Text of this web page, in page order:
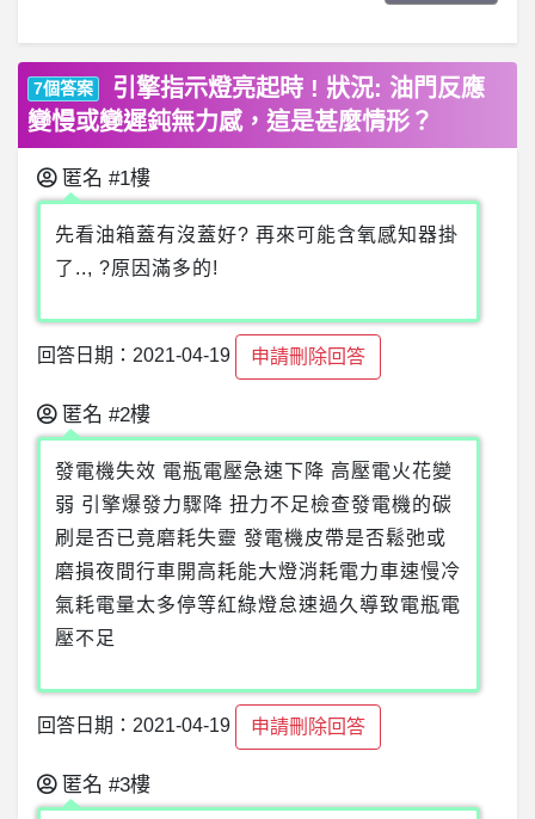
7個答案
引擎指示燈亮起時 ! 狀況: 油門反應
變慢或變遲鈍無力感，這是甚麼情形？
匿名 #1樓
先看油箱蓋有沒蓋好? 再來可能含氧感知器掛
了.., ?原因滿多的!
回答日期：2021-04-19 申請刪除回答
匿名 #2樓
發電機失效 電瓶電壓急速下降 高壓電火花變
弱 引擎爆發力驟降 扭力不足檢查發電機的碳
刷是否已竟磨耗失靈 發電機皮帶是否鬆弛或
磨損夜間行車開高耗能大燈消耗電力車速慢冷
氣耗電量太多停等紅綠燈怠速過久導致電瓶電
壓不足
回答日期：2021-04-19 申請刪除回答
匿名 #3樓